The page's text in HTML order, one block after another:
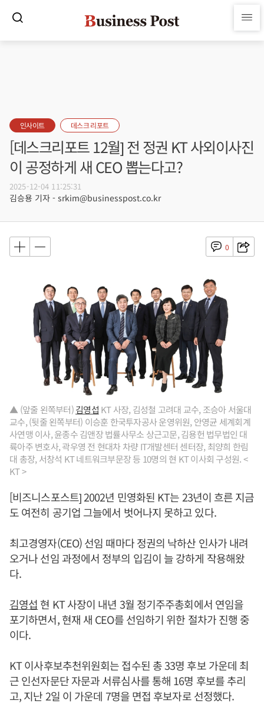
인사이트 데스크 리포트
[데스크리포트 12월] 전 정권 KT 사외이사진
이 공정하게 새 CEO 뽑는다고?
2025-12-04 11:25:31
김승용 기자 - srkim@businesspost.co.kr
0
▲ (앞줄 왼쪽부터)김영섭 KT 사장, 김성철 고려대 교수, 조승아 서울대
교수, (뒷줄 왼쪽부터) 이승훈 한국투자공사 운영위원, 안영균 세계회계
사연맹 이사, 윤종수 김앤장 법률사무소 상근고문, 김용헌 법무법인 대
륙아주 변호사, 곽우영 전 현대차 차량 IT개발센터 센터장, 최양희 한림
대 총장, 서창석 KT 네트워크부문장 등 10명의 현 KT 이사회 구성원. <
KT >
[비즈니스포스트] 2002년 민영화된 KT는 23년이 흐른 지금
도 여전히 공기업 그늘에서 벗어나지 못하고 있다.
최고경영자(CEO) 선임 때마다 정권의 낙하산 인사가 내려
오거나 선임 과정에서 정부의 입김이 늘 강하게 작용해왔
다.
김영섭 현 KT 사장이 내년 3월 정기주주총회에서 연임을
포기하면서, 현재 새 CEO를 선임하기 위한 절차가 진행 중
이다.
KT 이사후보추천위원회는 접수된 총 33명 후보 가운데 최
근 인선자문단 자문과 서류심사를 통해 16명 후보를 추리
고, 지난 2일 이 가운데 7명을 면접 후보자로 선정했다.